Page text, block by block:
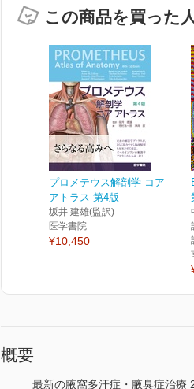
この商品を買った
プロメテウス解剖学 コア
アトラス 第4版
坂井 建雄(監訳)
医学書院
¥10,450
概要
最新の腋窩多汗症・腋臭症治療